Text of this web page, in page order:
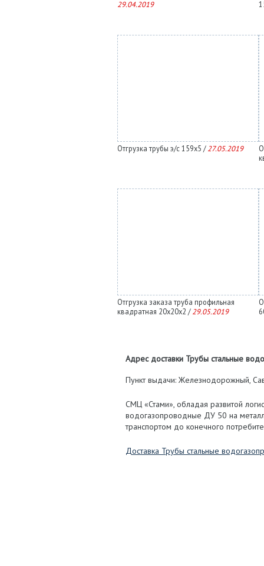
29.04.2019
Отгрузка трубы э/с 159х5 / 27.05.2019
Отгрузка заказа труба профильная
квадратная 20х20х2 / 29.05.2019
Адрес доставки Трубы стальные
Пункт выдачи: Железнодорожный,
СМЦ «Стами», обладая развитой
водогазопроводные ДУ 50 на
транспортом до конечного
Доставка Трубы стальные